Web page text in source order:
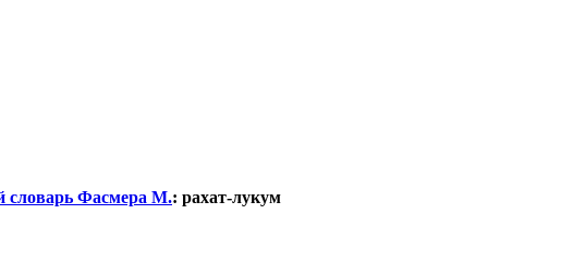
словарь Фасмера М.: рахат-лукум